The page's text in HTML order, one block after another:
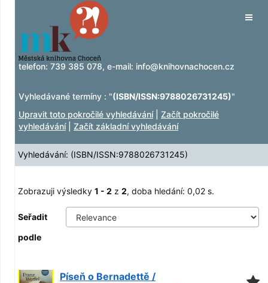
Zobrazuji výsledky1 - 2z
Přeskočit na obsah
telefon: 739 385 078, e-mail: info@knihovnachocen.cz
Vyhledávané termíny : "(ISBN/ISSN:9788026731245)"
Upravit toto pokročilé vyhledávání| Začít pokročilé
vyhledávání| Začít základní vyhledávání
Vyhledávání: (ISBN/ISSN:9788026731245)
Zobrazuji výsledky 1 - 2 z 2, doba hledání: 0,02 s.
Seřadit
podle
Píseň o Bernadettě /